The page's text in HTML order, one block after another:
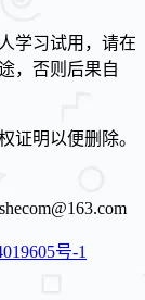
学习试用，请在
，否则后果自
证明以便删除。
号-1